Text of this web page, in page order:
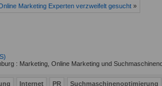
Marketing Experten verzweifelt gesucht »
: Marketing, Online Marketing und
Internet PR Suchmaschinenoptimierung